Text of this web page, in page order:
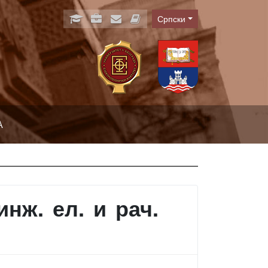
Language
Српски
ел. и рач.